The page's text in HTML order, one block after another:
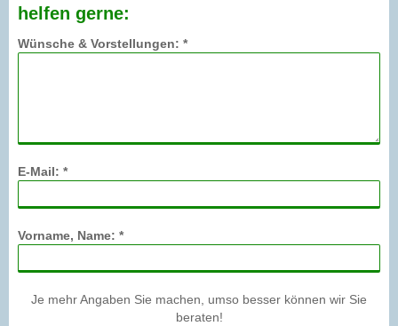
helfen gerne:
Wünsche & Vorstellungen: *
E-Mail: *
Vorname, Name: *
Je mehr Angaben Sie machen, umso besser können wir Sie
beraten!